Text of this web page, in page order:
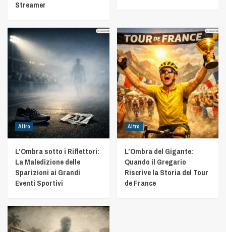
Streamer
Altro
L’Ombra sotto i Riflettori:
La Maledizione delle
Sparizioni ai Grandi
Eventi Sportivi
Altro
L’Ombra del Gigante:
Quando il Gregario
Riscrive la Storia del Tour
de France